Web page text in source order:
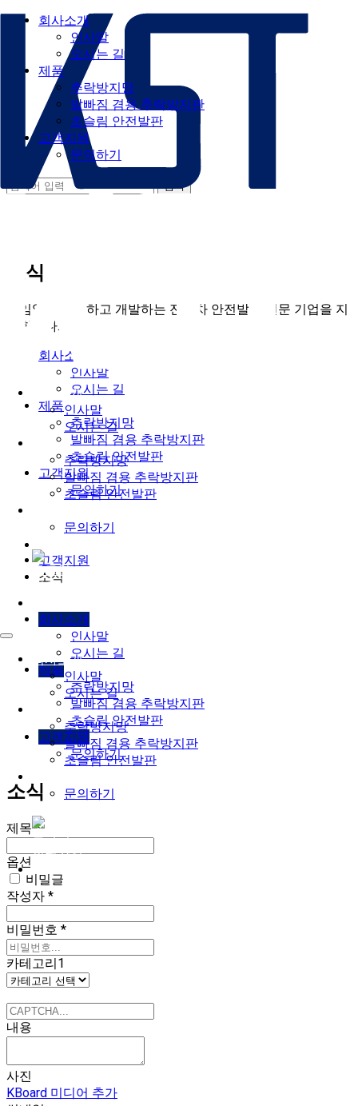
회사소개
인사말
오시는 길
제품
추락방지망
발빠짐 겸용 추락방지판
초슬림 안전발판
문의하기
로그인
회원가입
회사소개
인사말
오시는 길
제품
추락방지망
발빠짐 겸용 추락방지판
초슬림 안전발판
문의하기
로그인
회원가입
회사소개
인사말
오시는 길
제품
추락방지망
발빠짐 겸용 추락방지판
초슬림 안전발판
고객지원
문의하기
소식
끊임없이 연구하고 개발하는 전동차 안전발판 전문 기업을 지
향합니다.
회사소개
인사말
오시는 길
제품
추락방지망
발빠짐 겸용 추락방지판
초슬림 안전발판
고객지원
문의하기
고객지원
소식
회사소개
인사말
오시는 길
제품
추락방지망
발빠짐 겸용 추락방지판
초슬림 안전발판
고객지원
문의하기
소식
제목 *
옵션
비밀글
작성자 *
비밀번호 *
카테고리1
내용
사진
KBoard 미디어 추가